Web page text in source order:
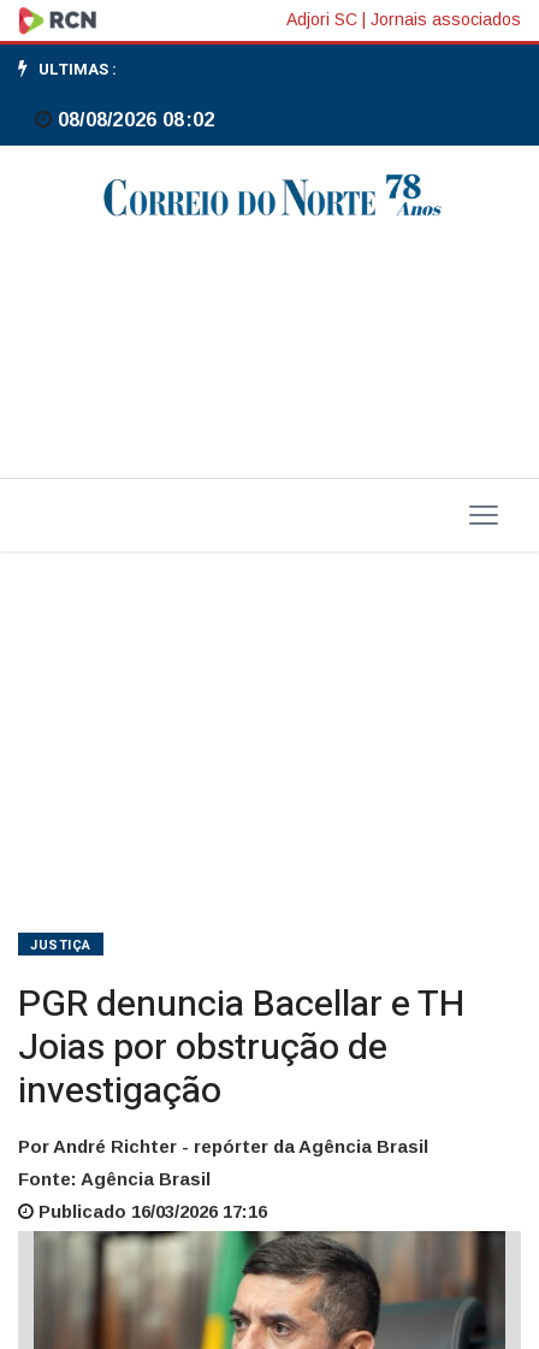
PGR
denuncia
Bacellar
investigação
Adjori SC Jornais associados
ULTIMAS :
08/08/2026 08:02
JUSTIÇA
PGR denuncia Bacellar e TH
Joias por obstrução de
investigação
Por André Richter - repórter da Agência Brasil
Fonte: Agência Brasil
Publicado 16/03/2026 17:16